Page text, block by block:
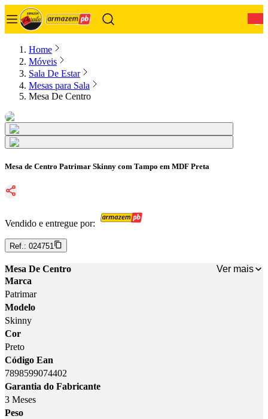
Home
Móveis
Sala De Estar
Mesas para Sala
Mesa De Centro
Mesa de Centro Patrimar Skinny com Tampo em MDF Preta
Vendido e entregue por:
Ref.: 024751
Mesa De Centro
Ver mais
Marca
Patrimar
Modelo
Skinny
Cor
Preto
Código Ean
7898599074402
Garantia do Fabricante
3 Meses
Peso